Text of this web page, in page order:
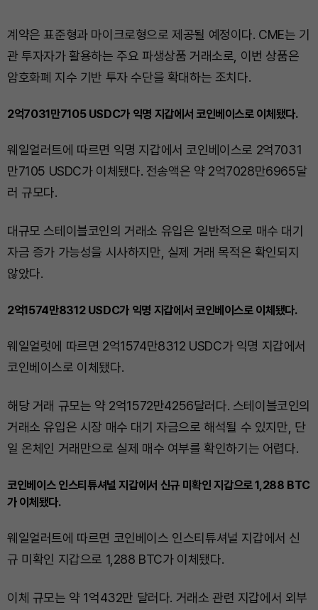
계약은 표준형과 마이크로형으로 제공될 예정이다. CME는 기
관 투자자가 활용하는 주요 파생상품 거래소로, 이번 상품은
암호화폐 지수 기반 투자 수단을 확대하는 조치다.
2억7031만7105 USDC가 익명 지갑에서 코인베이스로 이체됐다.
웨일얼러트에 따르면 익명 지갑에서 코인베이스로 2억7031
만7105 USDC가 이체됐다. 전송액은 약 2억7028만6965달
러 규모다.
대규모 스테이블코인의 거래소 유입은 일반적으로 매수 대기
자금 증가 가능성을 시사하지만, 실제 거래 목적은 확인되지
않았다.
2억1574만8312 USDC가 익명 지갑에서 코인베이스로 이체됐다.
웨일얼럿에 따르면 2억1574만8312 USDC가 익명 지갑에서
코인베이스로 이체됐다.
해당 거래 규모는 약 2억1572만4256달러다. 스테이블코인의
거래소 유입은 시장 매수 대기 자금으로 해석될 수 있지만, 단
일 온체인 거래만으로 실제 매수 여부를 확인하기는 어렵다.
코인베이스 인스티튜셔널 지갑에서 신규 미확인 지갑으로 1,288 BTC
가 이체됐다.
웨일얼러트에 따르면 코인베이스 인스티튜셔널 지갑에서 신
규 미확인 지갑으로 1,288 BTC가 이체됐다.
이체 규모는 약 1억432만 달러다. 거래소 관련 지갑에서 외부